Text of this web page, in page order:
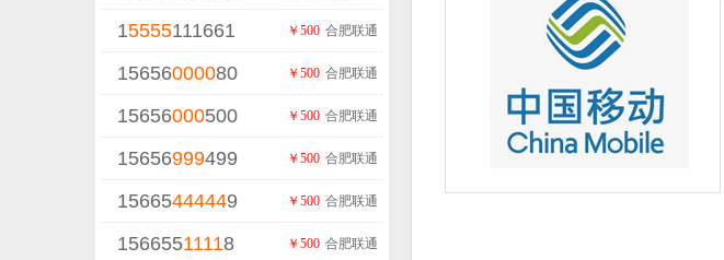
15555111661 合肥联通
￥500
15656000080 合肥联通
￥500
15656000500 合肥联通
￥500
15656999499 合肥联通
￥500
15665444449 合肥联通
￥500
15665511118 合肥联通
￥500